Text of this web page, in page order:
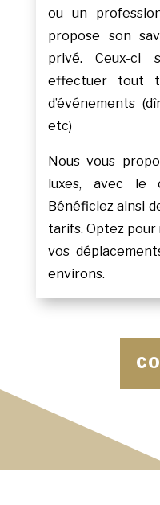
ou un
propose son
privé. Ceux-ci
effectuer tout
d’événements
etc)
Nous vous
luxes, avec le
Bénéficiez ainsi
tarifs. Optez
vos
environs.